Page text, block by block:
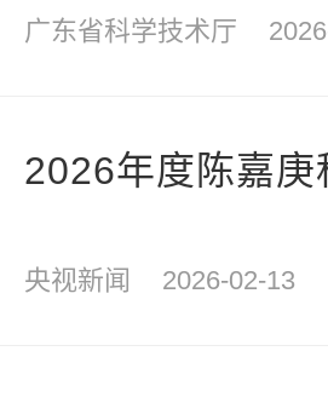
广东省科学技术厅
2026年度陈嘉
央视新闻 2026-02-13